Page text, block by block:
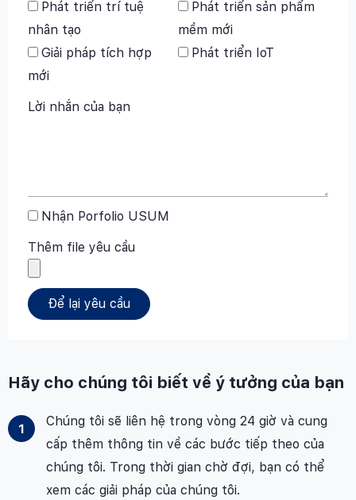
Phát triển trí tuệ
nhân tạo
Phát triển sản phẩm
mềm mới
Giải pháp tích hợp
mới
Phát triển IoT
Lời nhắn của bạn
Nhận Porfolio USUM
Thêm file yêu cầu
Để lại yêu cầu
Hãy cho chúng tôi biết về ý tưởng của bạn
Chúng tôi sẽ liên hệ trong vòng 24 giờ và cung
cấp thêm thông tin về các bước tiếp theo của
chúng tôi. Trong thời gian chờ đợi, bạn có thể
xem các giải pháp của chúng tôi.